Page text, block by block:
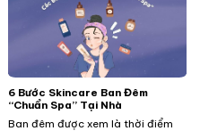
​​​​​​6 Bước Skincare Ban Đêm
“Chuẩn Spa” Tại Nhà
Ban đêm được xem là thời điểm